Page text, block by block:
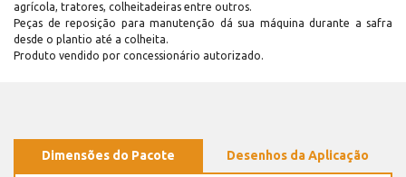
agrícola, tratores, colheitadeiras entre outros.
Peças de reposição para manutenção dá sua máquina durante a safra
desde o plantio até a colheita.
Produto vendido por concessionário autorizado.
Dimensões do Pacote Desenhos da Aplicação